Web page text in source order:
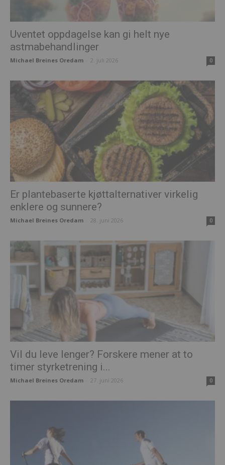
Uventet oppdagelse kan gi helt nye
astmabehandlinger
Michael Breines Oredam 2. juli 2026 0
Er plantebaserte kjøttalternativer virkelig
enklere og sunnere?
Michael Breines Oredam 28. juni 2026 0
Vil du leve lenger? Forskere mener at to
timer styrketrening i...
Michael Breines Oredam 27. juni 2026 0